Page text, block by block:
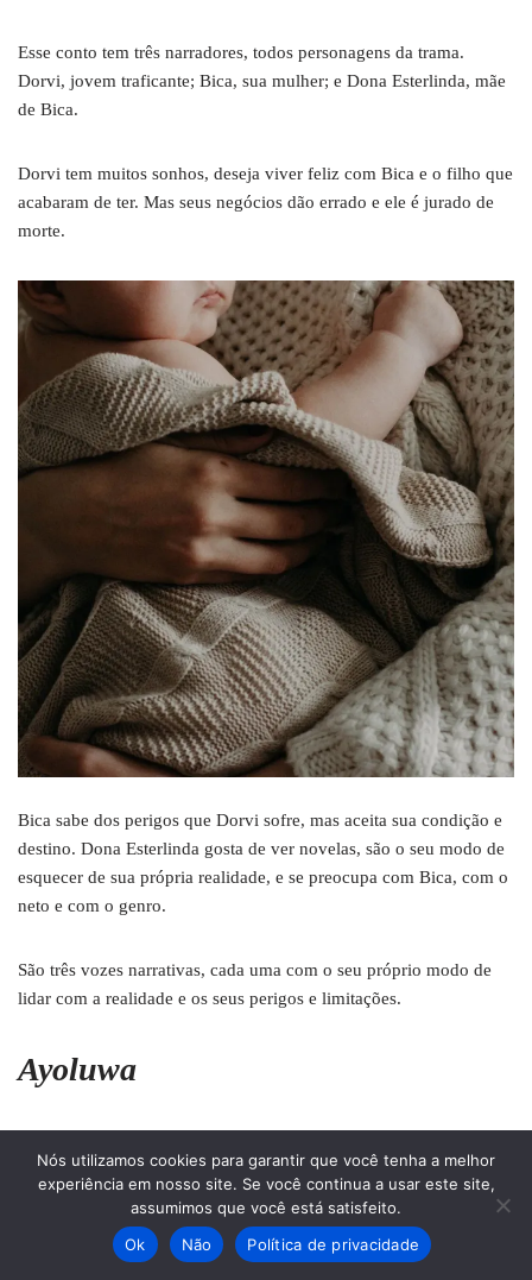
Esse conto tem três narradores, todos personagens da trama.
Dorvi, jovem traficante; Bica, sua mulher; e Dona Esterlinda, mãe
de Bica.
Dorvi tem muitos sonhos, deseja viver feliz com Bica e o filho que
acabaram de ter. Mas seus negócios dão errado e ele é jurado de
morte.
Bica sabe dos perigos que Dorvi sofre, mas aceita sua condição e
destino. Dona Esterlinda gosta de ver novelas, são o seu modo de
esquecer de sua própria realidade, e se preocupa com Bica, com o
neto e com o genro.
São três vozes narrativas, cada uma com o seu próprio modo de
lidar com a realidade e os seus perigos e limitações.
Ayoluwa
vontade de viver. Os jovens vivem deprimidos e tristes.
Até uma mulher, cujo nome quer dizer esperança, anunciar que
terá um filho. A alegria retorna ao grupo e o nascimento de
Nós utilizamos cookies para garantir que você tenha a melhor
experiência em nosso site. Se você continua a usar este site,
assumimos que você está satisfeito.
Ok
Não Política de privacidade